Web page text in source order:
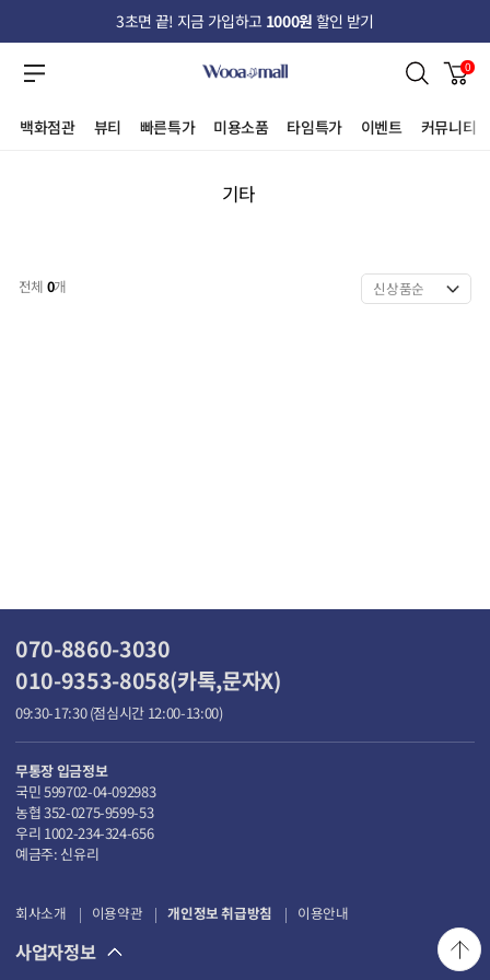
3초면 끝! 지금 가입하고 1000원 할인 받기
백화점관 뷰티 빠른특가 미용소품 타임특가 이벤트 커뮤니티
0
기타
전체 0개
회사소개 이용약관 개인정보 취급방침 이용안내
사업자정보
070-8860-3030
010-9353-8058(카톡,문자X)
09:30-17:30 (점심시간 12:00-13:00)
무통장 입금정보
국민 599702-04-092983
농협 352-0275-9599-53
우리 1002-234-324-656
예금주: 신유리